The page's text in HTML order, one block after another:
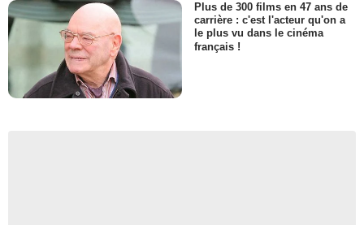
Plus de 300 films en 47 ans de
carrière : c'est l'acteur qu'on a
le plus vu dans le cinéma
français !